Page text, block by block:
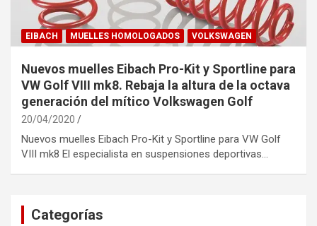
EIBACH MUELLES HOMOLOGADOS VOLKSWAGEN
Nuevos muelles Eibach Pro-Kit y Sportline para
VW Golf VIII mk8. Rebaja la altura de la octava
generación del mítico Volkswagen Golf
20/04/2020
Nuevos muelles Eibach Pro-Kit y Sportline para VW Golf
VIII mk8 El especialista en suspensiones deportivas…
Categorías